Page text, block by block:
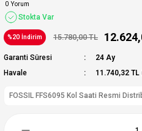
0 Yorum
Stokta Var
%20 İndirim 15.780,00 TL
Garanti Süresi
24 Ay
Havale
11.740,32
FOSSIL FFS6095 Kol Saati Resmi